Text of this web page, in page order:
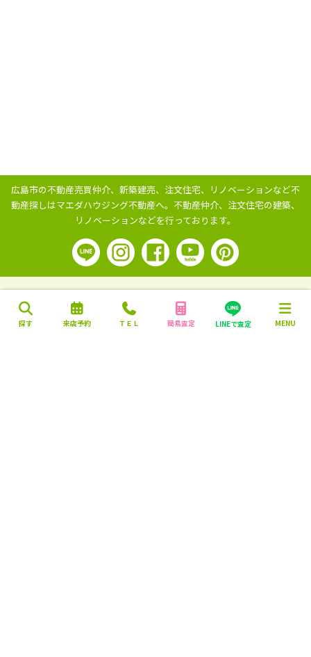
探す 来店予約 ＴＥＬ 簡易査定 LINEで査定 MENU
広島市の不動産売買仲介、新築建売、注文住宅、リノベーションなど不
動産探しはマエダハウジング不動産へ。 不動産仲介、注文住宅の建築、
リノベーションなどを行っております。